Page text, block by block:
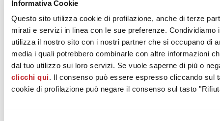
Informativa Cookie
Questo sito utilizza cookie di profilazione, anche di terze
mirati e servizi in linea con le sue preferenze.
utilizza il nostro sito con i nostri partner che si occupano di
media i quali potrebbero combinarle con altre informazioni
dal tuo utilizzo sui loro servizi. Se vuole saperne di più o
clicchi qui. Il consenso può essere espresso cliccando sul
cookie di profilazione può negare il consenso sul tasto
SINTESI - GRUPPO CERAMICHE GRESMALT S.p.A.
SASSUOLO, 41049
Modena
Fax 0536 1883030